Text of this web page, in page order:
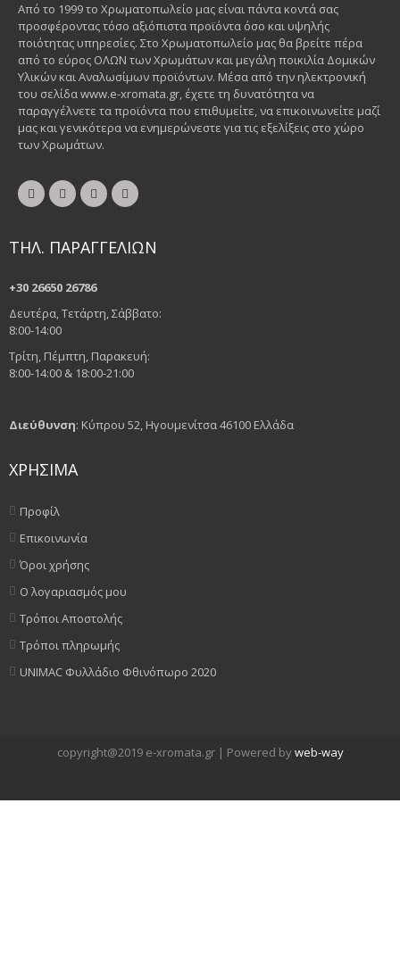
Από το 1999 το Χρωματοπωλείο μας είναι πάντα κοντά σας
προσφέροντας τόσο αξιόπιστα προϊόντα όσο και υψηλής
ποιότητας υπηρεσίες. Στο Χρωματοπωλείο μας θα βρείτε πέρα
από το εύρος ΟΛΩΝ των Χρωμάτων και μεγάλη ποικιλία Δομικών
Υλικών και Αναλωσίμων προϊόντων. Μέσα από την ηλεκτρονική
του σελίδα www.e-xromata.gr, έχετε τη δυνατότητα να
παραγγέλνετε τα προϊόντα που επιθυμείτε, να επικοινωνείτε μαζί
μας και γενικότερα να ενημερώνεστε για τις εξελίξεις στο χώρο
των Χρωμάτων.
ΤΗΛ. ΠΑΡΑΓΓΕΛΙΩΝ
+30 26650 26786
Δευτέρα, Τετάρτη, Σάββατο:
8:00-14:00
Τρίτη, Πέμπτη, Παρακευή:
8:00-14:00 & 18:00-21:00
Διεύθυνση: Κύπρου 52, Ηγουμενίτσα 46100 Ελλάδα
ΧΡΗΣΙΜΑ
Προφίλ
Επικοινωνία
Όροι χρήσης
Ο λογαριασμός μου
Τρόποι Αποστολής
Τρόποι πληρωμής
UNIMAC Φυλλάδιο Φθινόπωρο 2020
copyright@2019 e-xromata.gr | Powered byweb-way